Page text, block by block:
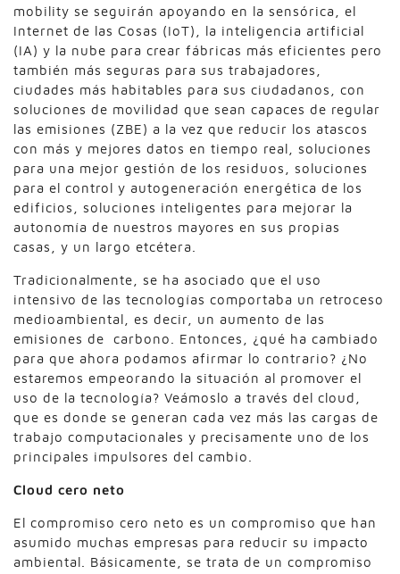
mobility se seguirán apoyando en la sensórica, el
Internet de las Cosas (IoT), la inteligencia artificial
(IA) y la nube para crear fábricas más eficientes pero
también más seguras para sus trabajadores,
ciudades más habitables para sus ciudadanos, con
soluciones de movilidad que sean capaces de regular
las emisiones (ZBE) a la vez que reducir los atascos
con más y mejores datos en tiempo real, soluciones
para una mejor gestión de los residuos, soluciones
para el control y autogeneración energética de los
edificios, soluciones inteligentes para mejorar la
autonomía de nuestros mayores en sus propias
casas, y un largo etcétera.
Tradicionalmente, se ha asociado que el uso
intensivo de las tecnologías comportaba un retroceso
medioambiental, es decir, un aumento de las
emisiones de carbono. Entonces, ¿qué ha cambiado
para que ahora podamos afirmar lo contrario? ¿No
estaremos empeorando la situación al promover el
uso de la tecnología? Veámoslo a través del cloud,
que es donde se generan cada vez más las cargas de
trabajo computacionales y precisamente uno de los
principales impulsores del cambio.
Cloud cero neto
El compromiso cero neto es un compromiso que han
asumido muchas empresas para reducir su impacto
ambiental. Básicamente, se trata de un compromiso